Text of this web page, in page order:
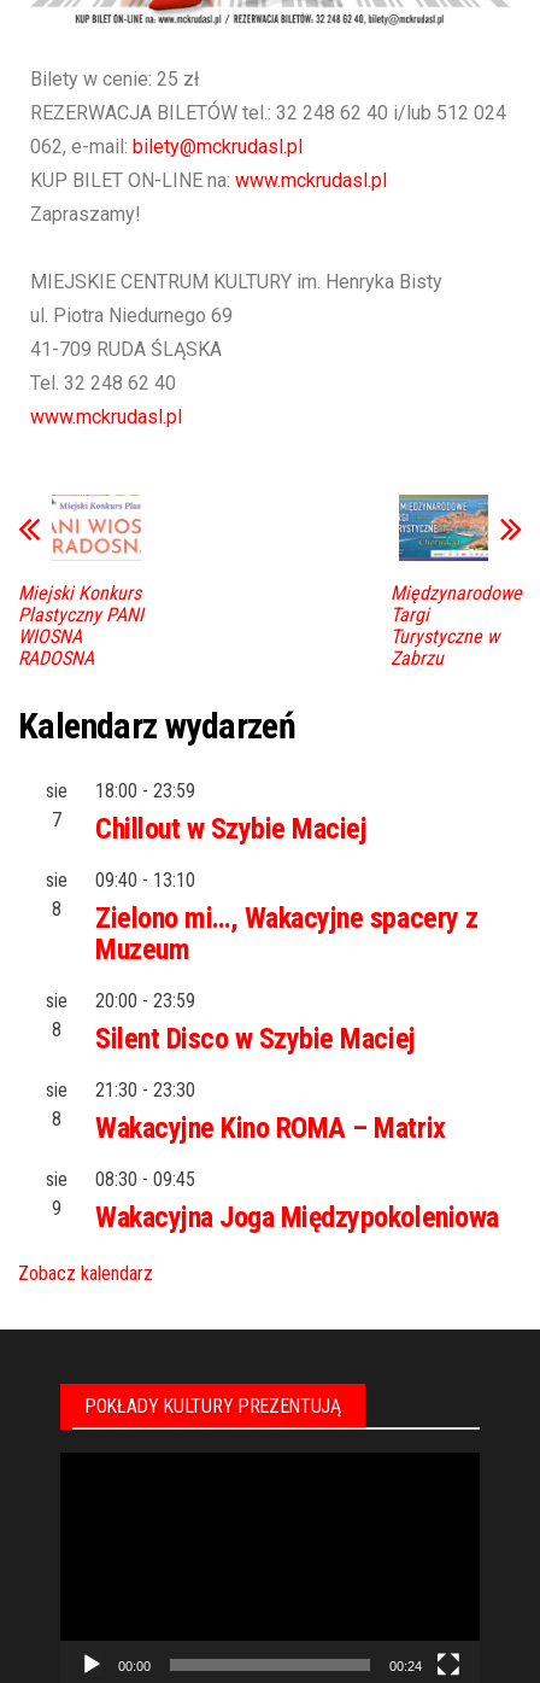
Bilety w cenie: 25 zł
REZERWACJA BILETÓW tel.: 32 248 62 40 i/lub 512 024
062, e-mail: bilety@mckrudasl.pl
KUP BILET ON-LINE na: www.mckrudasl.pl
Zapraszamy!
MIEJSKIE CENTRUM KULTURY im. Henryka Bisty
ul. Piotra Niedurnego 69
41-709 RUDA ŚLĄSKA
Tel. 32 248 62 40
www.mckrudasl.pl
Miejski Konkurs
Plastyczny PANI
WIOSNA
RADOSNA
Międzynarodowe
Targi
Turystyczne w
Zabrzu
Kalendarz wydarzeń
sie
7
18:00 - 23:59
Chillout w Szybie Maciej
sie
8
09:40 - 13:10
Zielono mi…, Wakacyjne spacery z
Muzeum
sie
8
20:00 - 23:59
Silent Disco w Szybie Maciej
sie
8
21:30 - 23:30
Wakacyjne Kino ROMA – Matrix
sie
9
08:30 - 09:45
Wakacyjna Joga Międzypokoleniowa
Zobacz kalendarz
POKŁADY KULTURY PREZENTUJĄ
00:00 00:24